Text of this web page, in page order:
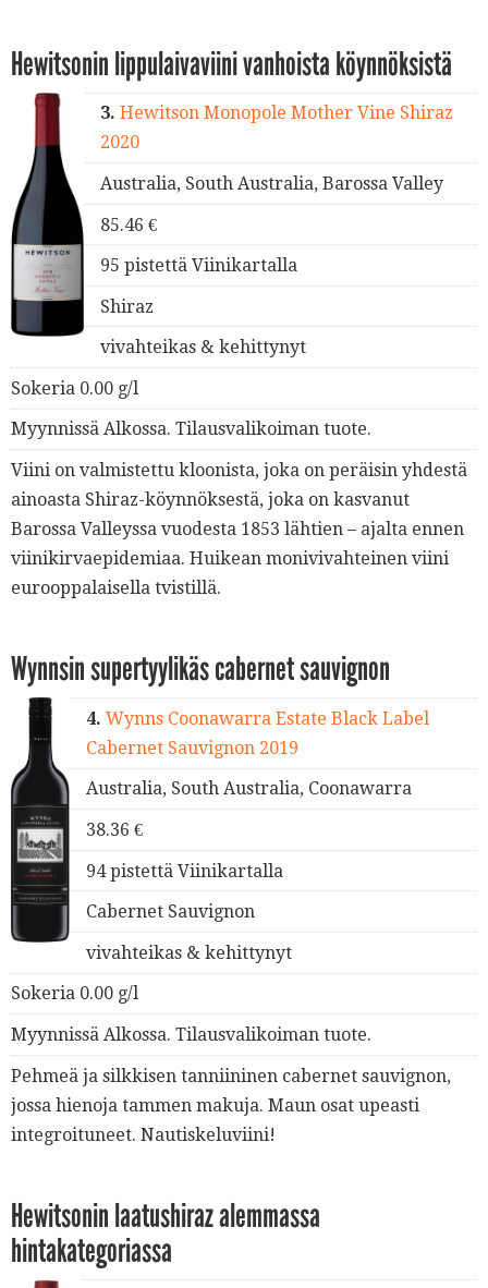
Hewitsonin lippulaivaviini vanhoista köynnöksistä
3. Hewitson Monopole Mother Vine Shiraz
2020
Australia, South Australia, Barossa Valley
85.46 €
95 pistettä Viinikartalla
Shiraz
vivahteikas & kehittynyt
Sokeria 0.00 g/l
Myynnissä Alkossa. Tilausvalikoiman tuote.
Viini on valmistettu kloonista, joka on peräisin yhdestä
ainoasta Shiraz-köynnöksestä, joka on kasvanut
Barossa Valleyssa vuodesta 1853 lähtien – ajalta ennen
viinikirvaepidemiaa. Huikean monivivahteinen viini
eurooppalaisella tvistillä.
Wynnsin supertyylikäs cabernet sauvignon
4.Wynns Coonawarra Estate Black Label
Cabernet Sauvignon 2019
Australia, South Australia, Coonawarra
38.36 €
94 pistettä Viinikartalla
Cabernet Sauvignon
vivahteikas & kehittynyt
Sokeria 0.00 g/l
Myynnissä Alkossa. Tilausvalikoiman tuote.
Pehmeä ja silkkisen tanniininen cabernet sauvignon,
jossa hienoja tammen makuja. Maun osat upeasti
integroituneet. Nautiskeluviini!
Hewitsonin laatushiraz alemmassa
hintakategoriassa